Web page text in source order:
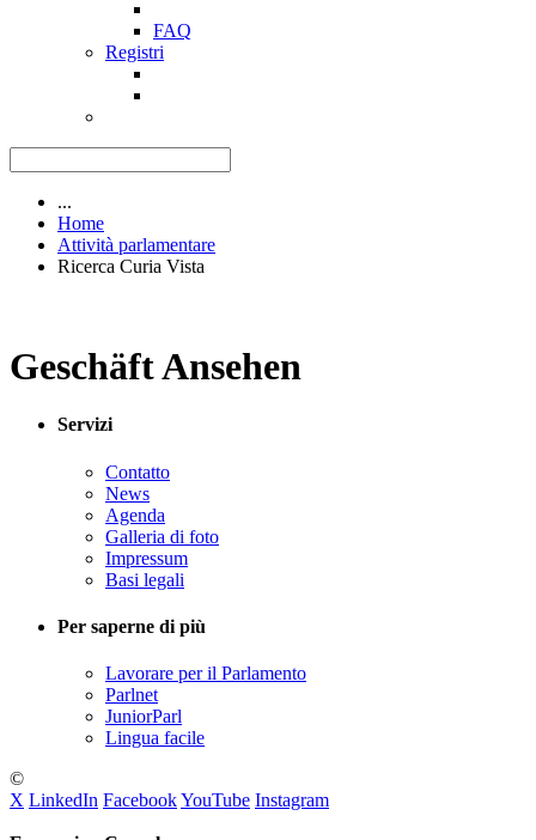
FAQ
Registri
...
Home
Attività parlamentare
Ricerca Curia Vista
Geschäft Ansehen
Servizi
Contatto
News
Agenda
Galleria di foto
Impressum
Basi legali
Per saperne di più
Lavorare per il Parlamento
Parlnet
JuniorParl
Lingua facile
©
X LinkedIn FacebookYouTube Instagram